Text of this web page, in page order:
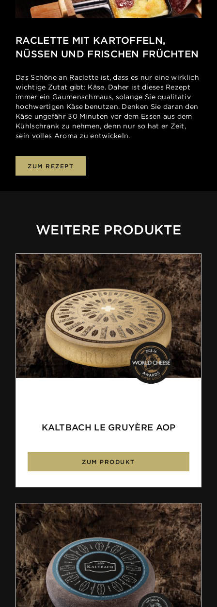
RACLETTE MIT KARTOFFELN,
NÜSSEN UND FRISCHEN FRÜCHTEN
Das Schöne an Raclette ist, dass es nur eine wirklich
wichtige Zutat gibt: Käse. Daher ist dieses Rezept
immer ein Gaumenschmaus, solange Sie qualitativ
hochwertigen Käse benutzen. Denken Sie daran den
Käse ungefähr 30 Minuten vor dem Essen aus dem
Kühlschrank zu nehmen, denn nur so hat er Zeit,
sein volles Aroma zu entwickeln.
ZUM REZEPT
WEITERE PRODUKTE
KALTBACH LE GRUYÈRE AOP
ZUM PRODUKT